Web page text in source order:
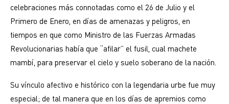
celebraciones más connotadas como el 26 de Julio y el
Primero de Enero, en días de amenazas y peligros, en
tiempos en que como Ministro de las Fuerzas Armadas
Revolucionarias había que “afilar” el fusil, cual machete
mambí, para preservar el cielo y suelo soberano de la nación.
Su vínculo afectivo e histórico con la legendaria urbe fue muy
especial; de tal manera que en los días de apremios como